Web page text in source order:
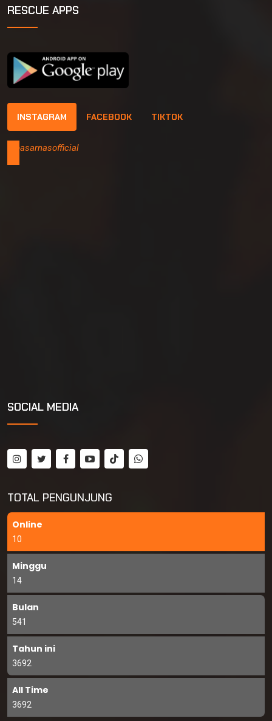
RESCUE APPS
INSTAGRAM FACEBOOK TIKTOK
@basarnasofficial
SOCIAL MEDIA
TOTAL PENGUNJUNG
Online
10
Minggu
14
Bulan
541
Tahun ini
3692
All Time
3692